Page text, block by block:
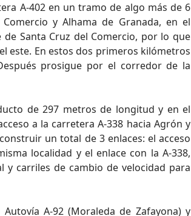
A-402 en un tramo de algo más de 6
y Alhama de Granada, en el
Santa Cruz del Comercio, por lo que
este. En estos dos primeros kilómetros
prosigue por el corredor de la
de 297 metros de longitud y en el
a la carretera A-338 hacia Agrón y
un total de 3 enlaces: el acceso
localidad y el enlace con la A-338,
carriles de cambio de velocidad para
A-92 (Moraleda de Zafayona) y